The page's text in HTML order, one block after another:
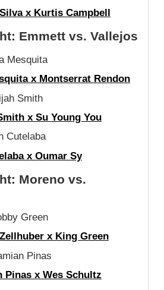
x Kurtis Campbell
Emmett vs. Vallejos
Mesquita
x Montserrat Rendon
Smith
x Su Young You
Cutelaba
x Oumar Sy
Moreno vs.
Green
x King Green
Pinas
Pinas x Wes Schultz